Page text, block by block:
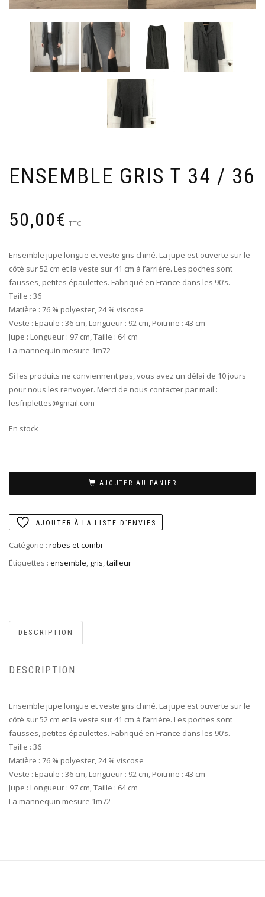
ENSEMBLE GRIS T 34 / 36
50,00€ TTC
Ensemble jupe longue et veste gris chiné. La jupe est ouverte sur le
côté sur 52 cm et la veste sur 41 cm à l’arrière. Les poches sont
fausses, petites épaulettes. Fabriqué en France dans les 90’s.
Taille : 36
Matière : 76 % polyester, 24 % viscose
Veste : Epaule : 36 cm, Longueur : 92 cm, Poitrine : 43 cm
Jupe : Longueur : 97 cm, Taille : 64 cm
La mannequin mesure 1m72
Si les produits ne conviennent pas, vous avez un délai de 10 jours
pour nous les renvoyer. Merci de nous contacter par mail :
lesfriplettes@gmail.com
En stock
AJOUTER AU PANIER
AJOUTER À LA LISTE D’ENVIES
Catégorie : robes et combi
Étiquettes : ensemble, gris,tailleur
DESCRIPTION
DESCRIPTION
Ensemble jupe longue et veste gris chiné. La jupe est ouverte sur le
côté sur 52 cm et la veste sur 41 cm à l’arrière. Les poches sont
fausses, petites épaulettes. Fabriqué en France dans les 90’s.
Taille : 36
Matière : 76 % polyester, 24 % viscose
Veste : Epaule : 36 cm, Longueur : 92 cm, Poitrine : 43 cm
Jupe : Longueur : 97 cm, Taille : 64 cm
La mannequin mesure 1m72